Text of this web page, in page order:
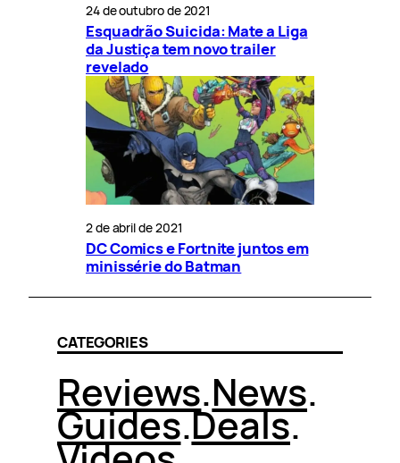
24 de outubro de 2021
Esquadrão Suicida: Mate a Liga
da Justiça tem novo trailer
revelado
2 de abril de 2021
DC Comics e Fortnite juntos em
minissérie do Batman
CATEGORIES
Reviews.News.
Guides.Deals.